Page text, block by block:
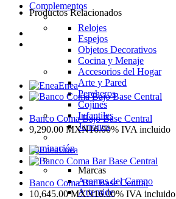
Complementos
Relojes
Espejos
Objetos Decorativos
Cocina y Menaje
Accesorios del Hogar
Arte y Pared
Percheros
Cojines
Infantiles
Jarrones
Iluminación
Marcas
Aromas del Campo
Artemide
Productos Relacionados
Enea
Banco Coma Bajo Base Central
9,290.00 MXN16.00% IVA incluido
Enea
Banco Coma Bar Base Central
10,645.00 MXN16.00% IVA incluido